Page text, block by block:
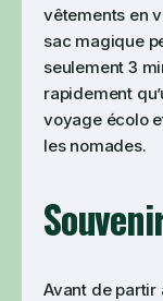
vêtements en
sac magique
seulement 3
rapidement
voyage écolo
les nomades.
Avant de partir